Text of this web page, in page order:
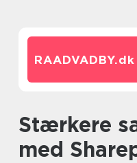
RAADVADBY.dk
Stærkere samarbejde
med